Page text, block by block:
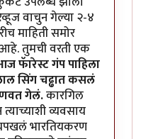
वाचुन गेल्या २-४
माहिती समोर
तुमची वरती एक
फॅारेस्ट गंप पाहिला
सिंग चढ्ढात कसलं
गेलं.कारगिल
व्यवसाय
चपखलं भारतियकरण